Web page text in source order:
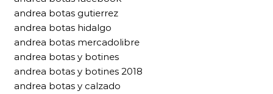
andrea botas gutierrez
andrea botas hidalgo
andrea botas mercadolibre
andrea botas y botines
andrea botas y botines 2018
andrea botas y calzado